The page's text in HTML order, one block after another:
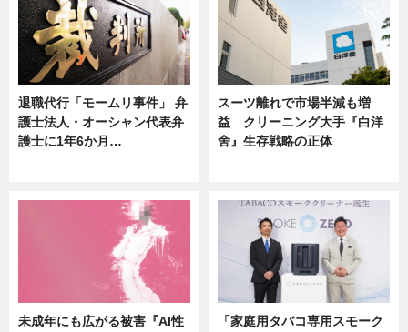
退職代行「モームリ事件」 弁
護士法人・オーシャン代表弁
護士に1年6か月…
スーツ離れで市場半減も増
益 クリーニング大手『白洋
舍』生存戦略の正体
未成年にも広がる被害『AI性
「家庭用タバコ専用スモーク